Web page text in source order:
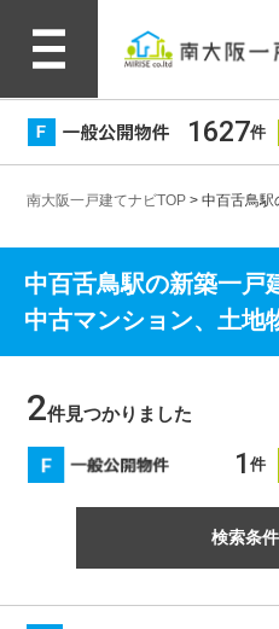
1627件
南大阪一戸建てナビTOP > 中百舌鳥駅
中百舌鳥駅の新築一戸
中古マンション、土地
2件見つかりました
1 件
検索条